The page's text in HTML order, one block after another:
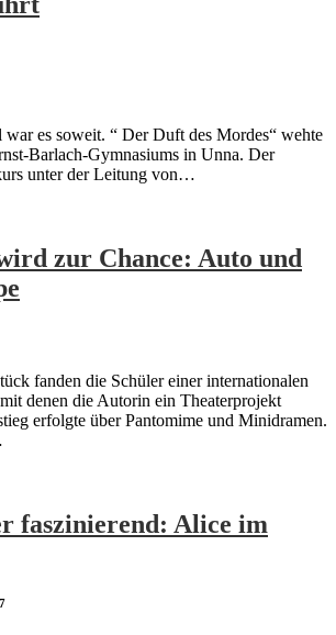
es soweit. “ Der Duft des Mordes“ wehte
Barlach-Gymnasiums in Unna. Der
unter der Leitung von…
zur Chance: Auto und
fanden die Schüler einer internationalen
denen die Autorin ein Theaterprojekt
erfolgte über Pantomime und Minidramen.
faszinierend: Alice im